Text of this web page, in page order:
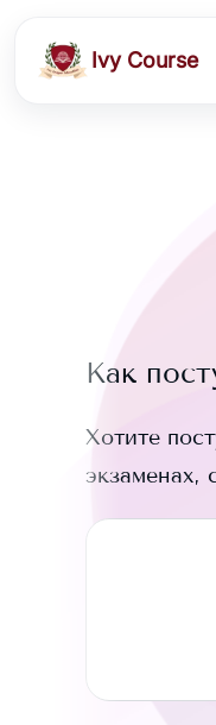
Ivy Course
Как
Хотите
экзаменах,